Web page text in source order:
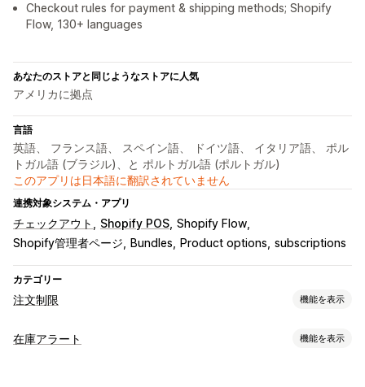
Checkout rules for payment & shipping methods; Shopify
Flow, 130+ languages
あなたのストアと同じようなストアに人気
アメリカに拠点
言語
英語、 フランス語、 スペイン語、 ドイツ語、 イタリア語、 ポル
トガル語 (ブラジル)、と ポルトガル語 (ポルトガル)
このアプリは日本語に翻訳されていません
連携対象システム・アプリ
チェックアウト Shopify POS Shopify Flow
Shopify管理者ページ
Bundles Product options subscriptions
カテゴリー
注文制限 機能を表示
制限ルール
在庫アラート 機能を表示